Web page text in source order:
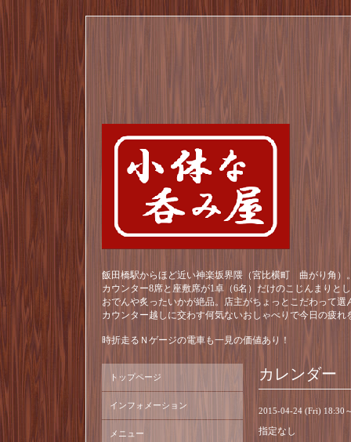
飯田橋駅からほど近い神楽坂界隈（宮比横町 曲がり角）
カウンター8席と座敷席が1卓（6名）だけのこじんまりと
おでんや炙ったいかが絶品。店主がちょっとこだわって
カウンター越しに交わす何気ないおしゃべりで今日の疲れ
時折走るＮゲージの電車も一見の価値あり！
カレンダー
2015-04-24 (Fri) 18:30
指定なし
トップページ
インフォメーション
メニュー